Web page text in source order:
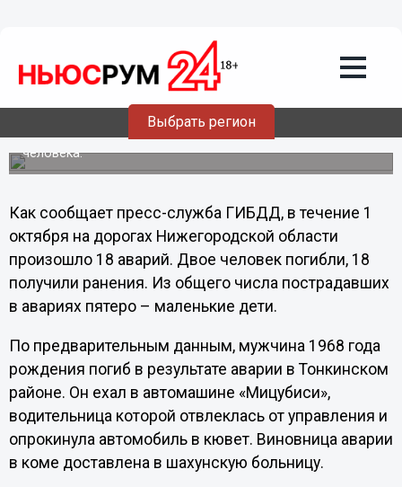
Выбрать регион
02.10.201218:55
Пятеро детей пострадали на дорогах
Нижегородской области 1 октября
В автомобильных авариях в течение суток погибли два
человека.
Как сообщает пресс-служба ГИБДД, в течение 1
октября на дорогах Нижегородской области
произошло 18 аварий. Двое человек погибли, 18
получили ранения. Из общего числа пострадавших
в авариях пятеро – маленькие дети.
По предварительным данным, мужчина 1968 года
рождения погиб в результате аварии в Тонкинском
районе. Он ехал в автомашине «Мицубиси»,
водительница которой отвлеклась от управления и
опрокинула автомобиль в кювет. Виновница аварии
в коме доставлена в шахунскую больницу.